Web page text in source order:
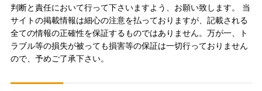
判断と責任において行って下さいますよう、お願い致します。 当
サイトの掲載情報は細心の注意を払っておりますが、記載される
全ての情報の正確性を保証するものではありません。万が一、ト
ラブル等の損失が被っても損害等の保証は一切行っておりません
ので、予めご了承下さい。